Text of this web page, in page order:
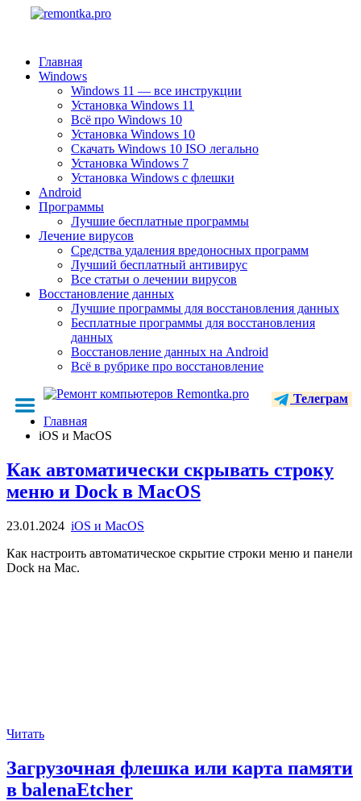
Главная
Windows
Windows 11 — все инструкции
Установка Windows 11
Всё про Windows 10
Установка Windows 10
Скачать Windows 10 ISO легально
Установка Windows 7
Установка Windows с флешки
Android
Программы
Лучшие бесплатные программы
Лечение вирусов
Средства удаления вредоносных программ
Лучший бесплатный антивирус
Все статьи о лечении вирусов
Восстановление данных
Лучшие программы для восстановления данных
Бесплатные программы для восстановления
данных
Восстановление данных на Android
Всё в рубрике про восстановление
Телеграм
Главная
iOS и MacOS
Как автоматически скрывать строку
меню и Dock в MacOS
23.01.2024 iOS и MacOS
Как настроить автоматическое скрытие строки меню и панели
Dock на Mac.
Читать
Загрузочная флешка или карта памяти
в balenaEtcher